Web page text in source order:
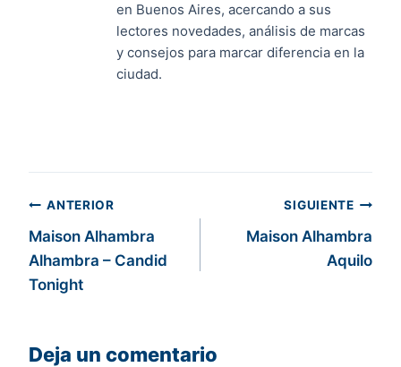
en Buenos Aires, acercando a sus
lectores novedades, análisis de marcas
y consejos para marcar diferencia en la
ciudad.
Navegación
de
entradas
ANTERIOR
Maison Alhambra
Alhambra – Candid
Tonight
SIGUIENTE
Maison Alhambra
Aquilo
Deja un comentario